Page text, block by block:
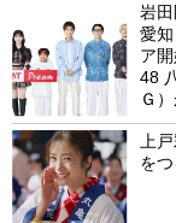
岩田
愛
ア
48
Ｇ
上
を